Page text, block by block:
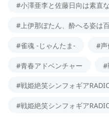
#小澤亜李と佐藤日向は素直
#上伊那ぼたん、酔へる姿は
#雀魂 -じゃんたま- #声
#青春アドベンチャー #
#戦姫絶笑シンフォギア
#戦姫絶笑シンフォギア